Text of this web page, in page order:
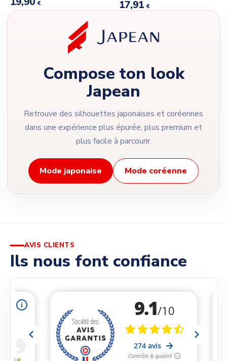
€ 17,91 €
Compose ton look
Japean
Retrouve des silhouettes japonaises et coréennes
dans une expérience plus épurée, plus premium et
plus facile à parcourir.
Mode japonaise Mode coréenne
AVIS CLIENTS
Ils nous font confiance